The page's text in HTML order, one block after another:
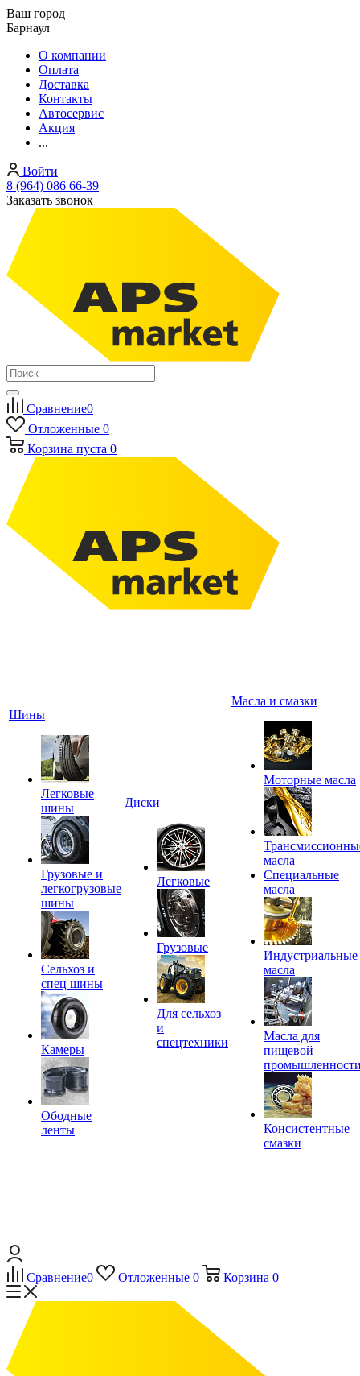
Ваш город
Барнаул
О компании
Оплата
Доставка
Контакты
Автосервис
Акция
...
Войти
8 (964) 086 66-39
Заказать звонок
Сравнение0
Отложенные 0
Корзина пуста 0
Шины
Легковые
шины
Грузовые и
легкогрузовые
шины
Сельхоз и
спец шины
Камеры
Ободные
ленты
Диски
Легковые
Грузовые
Для сельхоз
и
спецтехники
Масла и смазки
Моторные масла
масла
Специальные
масла
Индустриальные
масла
Масла для
пищевой
Консистентные
смазки
Сравнение0 Отложенные 0 Корзина 0